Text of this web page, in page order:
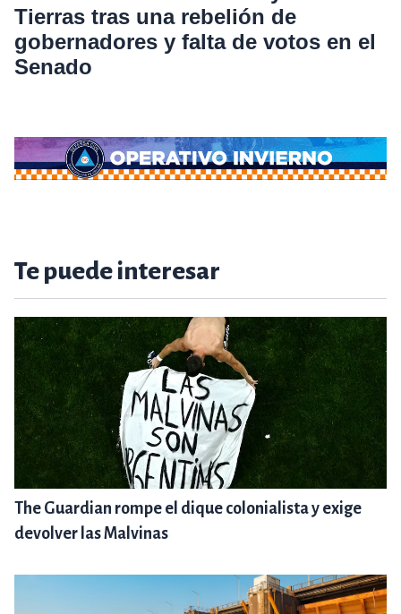
Tierras tras una rebelión de
gobernadores y falta de votos en el
Senado
Te puede interesar
The Guardian rompe el dique colonialista y exige
devolver las Malvinas